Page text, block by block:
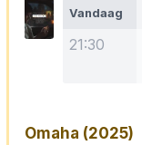
Vandaag
21:30
Omaha (2025)